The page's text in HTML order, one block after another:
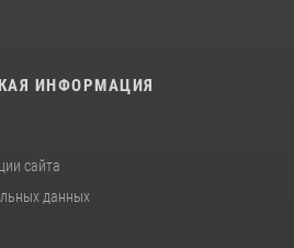
ИНФОРМАЦИЯ
сайта
данных